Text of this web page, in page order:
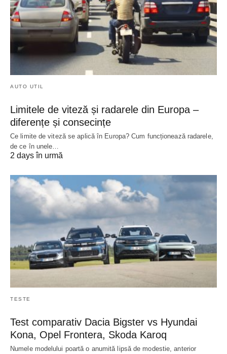
AUTO UTIL
Limitele de viteză și radarele din Europa –
diferențe și consecințe
Ce limite de viteză se aplică în Europa? Cum funcționează radarele,
de ce în unele…
2 days în urmă
TESTE
Test comparativ Dacia Bigster vs Hyundai
Kona, Opel Frontera, Skoda Karoq
Numele modelului poartă o anumită lipsă de modestie, anterior